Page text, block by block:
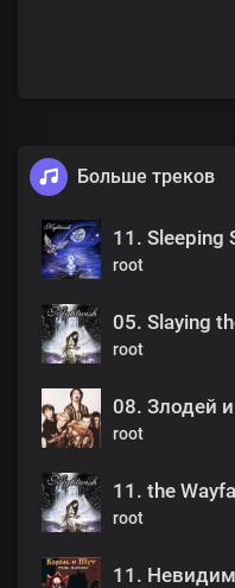
Больше треков
11. Sleeping
root
05. Slaying
root
08. Злодей
root
11. the
root
11.